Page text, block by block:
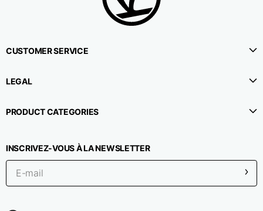
CUSTOMER SERVICE
LEGAL
PRODUCT CATEGORIES
INSCRIVEZ-VOUS À LA NEWSLETTER